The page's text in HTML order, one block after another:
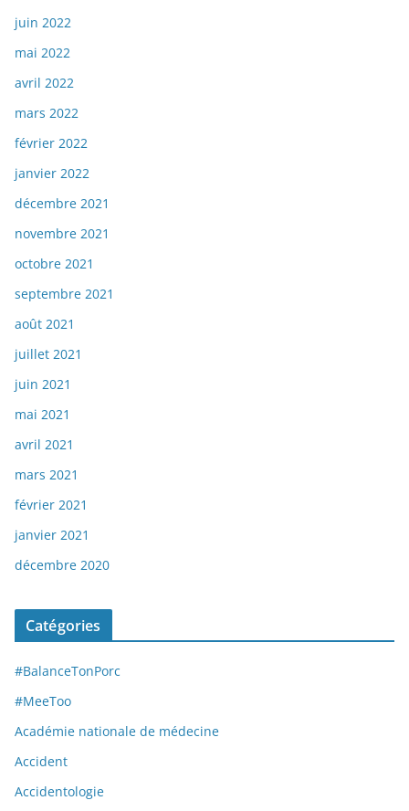
juin 2022
mai 2022
avril 2022
mars 2022
février 2022
janvier 2022
décembre 2021
novembre 2021
octobre 2021
septembre 2021
août 2021
juillet 2021
juin 2021
mai 2021
avril 2021
mars 2021
février 2021
janvier 2021
décembre 2020
Catégories
#BalanceTonPorc
#MeeToo
Académie nationale de médecine
Accident
Accidentologie